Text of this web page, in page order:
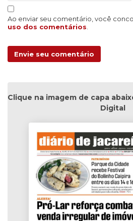
Ao enviar seu comentário, você
uso dos comentários
Envie seu comentário
Clique na imagem de capa
Digital